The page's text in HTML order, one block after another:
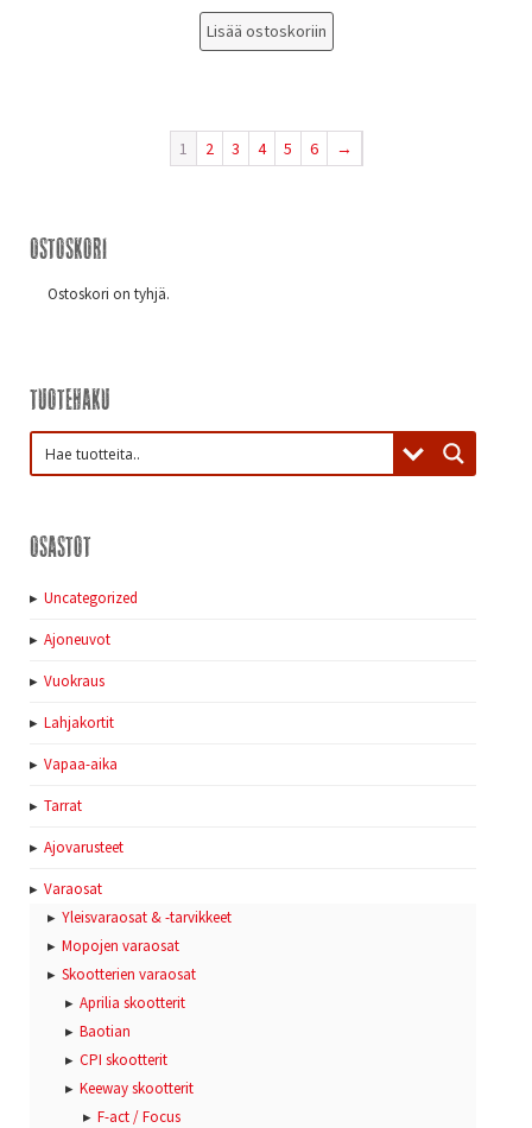
Lisää ostoskoriin
1 2 3 4 5 6 →
Ostoskori
Ostoskori on tyhjä.
Tuotehaku
Osastot
Uncategorized
Ajoneuvot
Vuokraus
Lahjakortit
Vapaa-aika
Tarrat
Ajovarusteet
Varaosat
Yleisvaraosat & -tarvikkeet
Mopojen varaosat
Skootterien varaosat
Aprilia skootterit
Baotian
CPI skootterit
Keeway skootterit
F-act / Focus